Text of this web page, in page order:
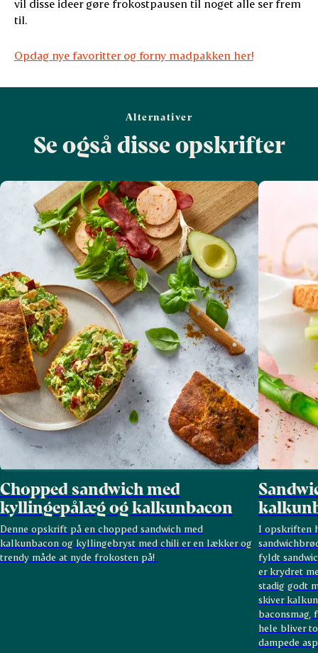
vil disse ideer gøre frokostpausen til noget alle ser frem
til.
Opdag nye favoritter og forny madpakken her!
Alternativer
Se også disse opskrifter
Chopped sandwich med
kyllingepålæg og kalkunbacon
Denne opskrift på en chopped sandwich med
kalkunbacon og kyllingebryst med chili er en lækker og
trendy måde at nyde frokosten på!
I opskriften
fyldt
er krydret
stadig godt
skiver
baconsmag,
hele bliver
dampede